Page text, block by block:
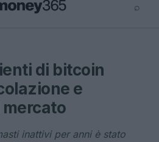
⌕
di bitcoin
e
inattivi per anni è stato